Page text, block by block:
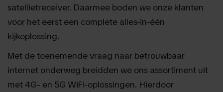
satellietreceiver. Daarmee boden we onze klanten
voor het eerst een complete alles-in-één
kijkoplossing.
Met de toenemende vraag naar betrouwbaar
internet onderweg breidden we ons assortiment uit
met 4G- en 5G WiFi-oplossingen. Hierdoor